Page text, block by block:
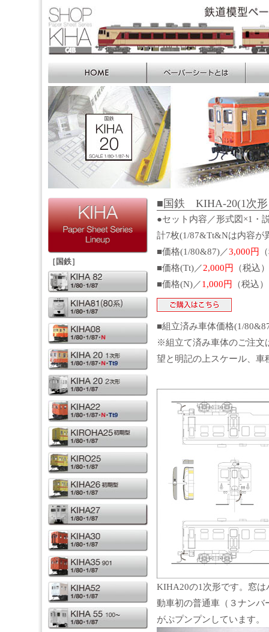
■国鉄 KIHA-20(1次
●セット内容／形式図×1
計7枚(1/87&Tt&Nは内容が
■価格(1/80&87)／3,000円
■価格(Tt)／2,000円 （税込
■価格(N)／1,000円 （税込
■組立済み車体価格(1/
※組立て済み車体のご注文
望と明記の上スケール、車
KIHA20の1次形です。窓
動車初の普通車（３ナンバ
がぷプンプンしています
［国鉄］